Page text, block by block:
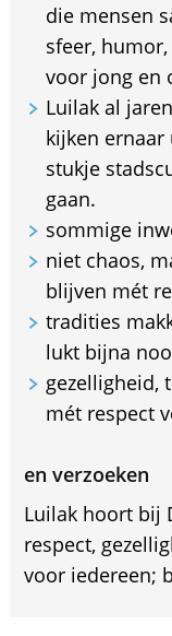
die mensen
sfeer,
voor jong en
Luilak al
kijken ernaar
stukje
gaan.
sommige
niet chaos,
blijven mét
tradities
lukt bijna
gezelligheid,
mét respect
en verzoeken
Luilak hoort bij
respect,
voor iedereen;